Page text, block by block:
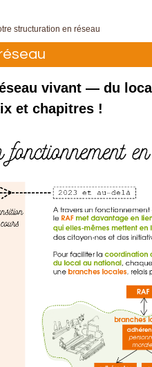
structuration en réseau
vivant — du
et chapitres !